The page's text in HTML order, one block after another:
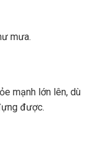
mưa.
mạnh lớn lên, dù
được.